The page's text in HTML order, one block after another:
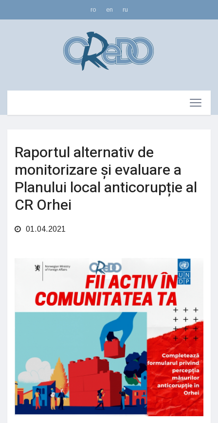
ro en ru
Raportul alternativ de
monitorizare și evaluare a
Planului local anticorupție al
CR Orhei
01.04.2021